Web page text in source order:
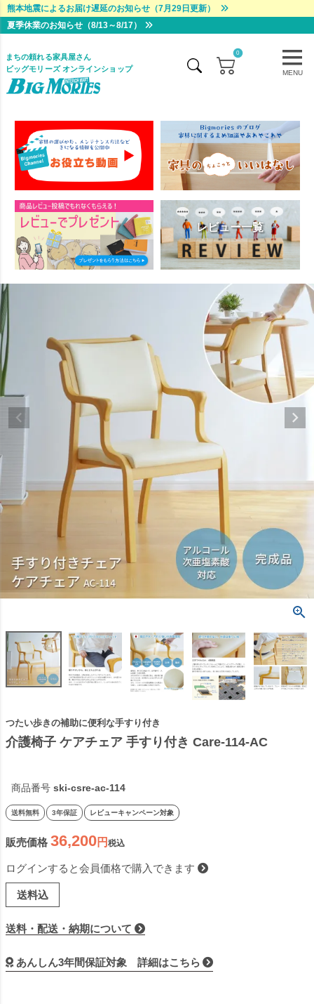
熊本地震によるお届け遅延のお知らせ（7月29日更新）
夏季休業のお知らせ（8/13～8/17）
MENU
まちの頼れる家具屋さん
ビッグモリーズ オンラインショップ
0
レビュー一覧
つたい歩きの補助に便利な手すり付き
介護椅子 ケアチェア 手すり付き Care-114-AC
商品番号 ski-csre-ac-114
送料無料 3年保証 レビューキャンペーン対象
販売価格 36,200 税込
ログインすると会員価格で購入できます
送料込
送料・配送・納期について
あんしん3年間保証対象 詳細はこちら